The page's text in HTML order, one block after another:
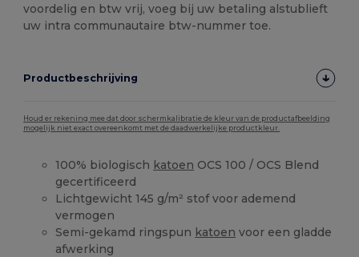
voordelig en btw vrij, voeg bij uw betaling alstublieft
uw intra communautaire btw-nummer toe.
Productbeschrijving
Houd er rekening mee dat door schermkalibratie de kleur van de productafbeelding
mogelijk niet exact overeenkomt met de daadwerkelijke productkleur.
100% biologisch katoen OCS 100 / OCS Blend
gecertificeerd
Lichtgewicht 145 g/m² stof voor ademend
vermogen
Semi-gekamd ringspun katoen voor een gladde
afwerking